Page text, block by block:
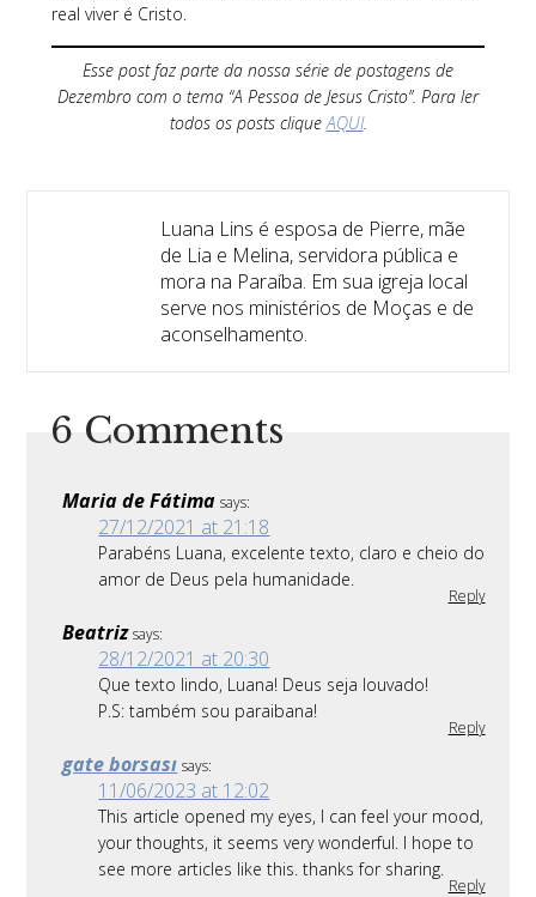
real viver é Cristo.
Esse post faz parte da nossa série de postagens de
Dezembro com o tema “A Pessoa de Jesus Cristo”. Para ler
todos os posts cliqueAQUI.
Luana Lins é esposa de Pierre, mãe
de Lia e Melina, servidora pública e
mora na Paraíba. Em sua igreja local
serve nos ministérios de Moças e de
aconselhamento.
6 Comments
Maria de Fátima says:
27/12/2021 at 21:18
Parabéns Luana, excelente texto, claro e cheio do
amor de Deus pela humanidade.
Reply
Beatriz says:
28/12/2021 at 20:30
Que texto lindo, Luana! Deus seja louvado!
P.S: também sou paraibana!
Reply
gate borsası says:
11/06/2023 at 12:02
This article opened my eyes, I can feel your mood,
your thoughts, it seems very wonderful. I hope to
see more articles like this. thanks for sharing.
Reply